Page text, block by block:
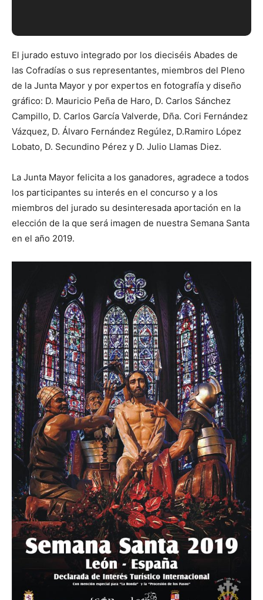
El jurado estuvo integrado por los dieciséis Abades de
las Cofradías o sus representantes, miembros del Pleno
de la Junta Mayor y por expertos en fotografía y diseño
gráfico: D. Mauricio Peña de Haro, D. Carlos Sánchez
Campillo, D. Carlos García Valverde, Dña. Cori Fernández
Vázquez, D. Álvaro Fernández Regúlez, D.Ramiro López
Lobato, D. Secundino Pérez y D. Julio Llamas Diez.
La Junta Mayor felicita a los ganadores, agradece a todos
los participantes su interés en el concurso y a los
miembros del jurado su desinteresada aportación en la
elección de la que será imagen de nuestra Semana Santa
en el año 2019.